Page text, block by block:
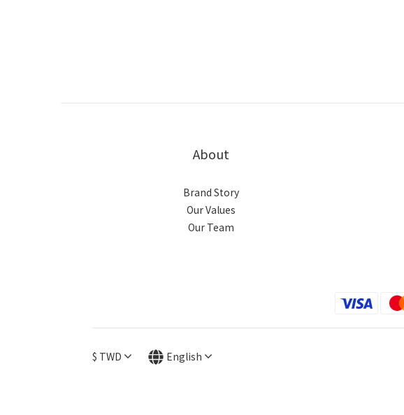
About
Brand Story
Our Values
Our Team
$ TWD English